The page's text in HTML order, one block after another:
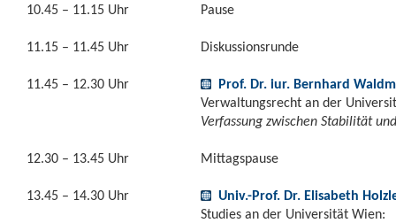
10.45 – 11.15 Uhr Pause
11.15 – 11.45 Uhr Diskussionsrunde
11.45 – 12.30 Uhr
Prof. Dr. iur. Bernhard
Verwaltungsrecht an der
Verfassung zwischen Stabilität
12.30 – 13.45 Uhr Mittagspause
13.45 – 14.30 Uhr
Univ.-Prof. Dr. Elisabeth
Studies an der Universität Wien: